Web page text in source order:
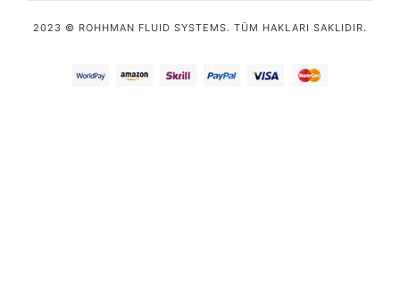
2023 © ROHHMAN FLUID SYSTEMS. TÜM HAKLARI SAKLIDIR.